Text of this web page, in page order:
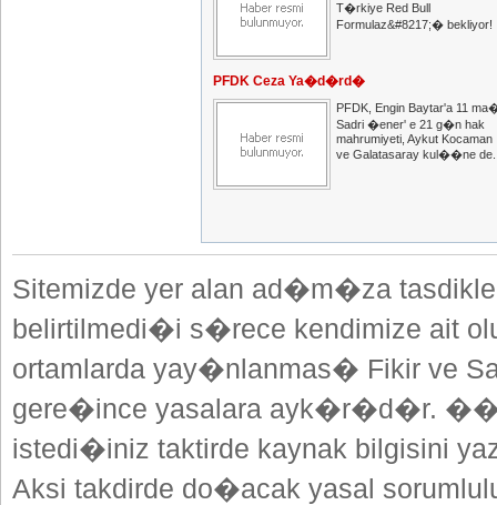
T�rkiye Red Bull
Formulaz&#8217;� bekliyor!
PFDK Ceza Ya�d�rd�
PFDK, Engin Baytar'a 11
Sadri �ener' e 21 g�n hak
mahrumiyeti, Aykut Kocaman
ve Galatasaray kul��ne
Sitemizde yer alan ad�m�za
belirtilmedi�i s�rece kendimize ait
ortamlarda yay�nlanmas� Fikir ve
gere�ince yasalara ayk�r�d�r.
istedi�iniz taktirde kaynak bilgisini
Aksi takdirde do�acak yasal